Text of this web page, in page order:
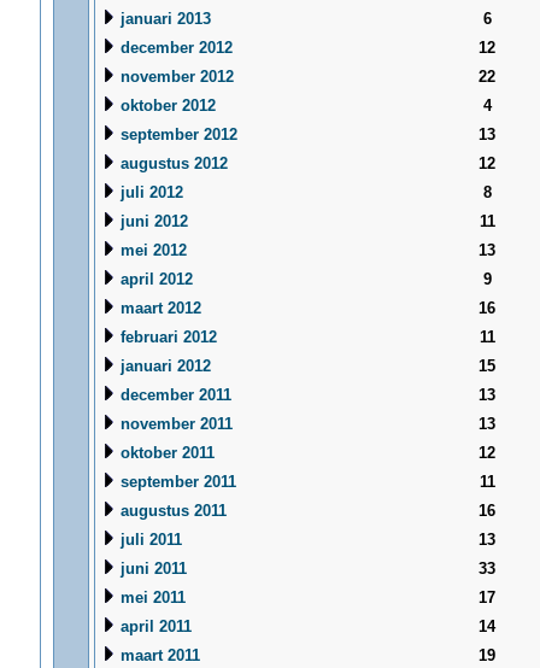
januari 2013
6
december 2012
12
november 2012
22
oktober 2012
4
september 2012
13
augustus 2012
12
juli 2012
8
juni 2012
11
mei 2012
13
april 2012
9
maart 2012
16
februari 2012
11
januari 2012
15
december 2011
13
november 2011
13
oktober 2011
12
september 2011
11
augustus 2011
16
juli 2011
13
juni 2011
33
mei 2011
17
april 2011
14
maart 2011
19